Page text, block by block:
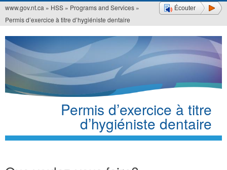
Écouter
Vous
êtes
ici
www.gov.nt.ca » HSS » Programs and Services »
Permis d’exercice à titre d’hygiéniste dentaire
Permis d’exercice à titre
d’hygiéniste dentaire